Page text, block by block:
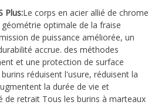
Plus:Le corps en acier allié de chrome
optimale de la fraise
de puissance améliorée, un
accrue. des méthodes
et une protection de surface
réduisent l'usure, réduisent la
la durée de vie et
de retrait Tous les burins à marteaux